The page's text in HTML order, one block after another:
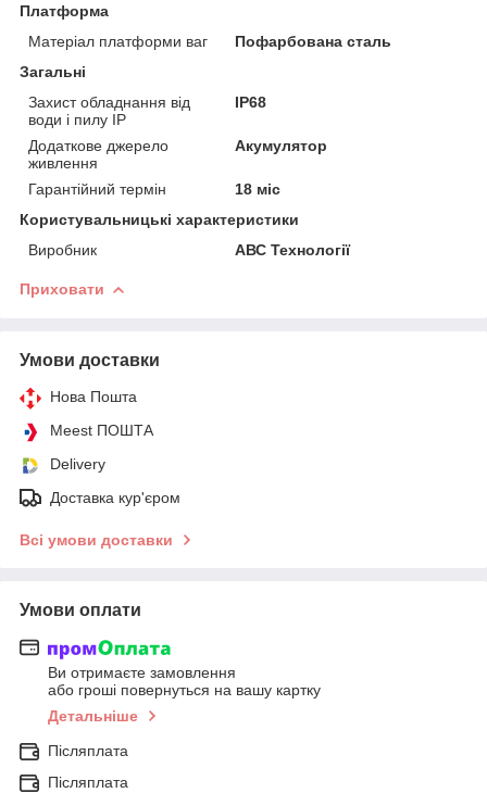
Платформа
Матеріал платформи ваг
Пофарбована сталь
Загальні
Захист обладнання від
води і пилу IP
IP68
Додаткове джерело
живлення
Акумулятор
Гарантійний термін
18 міс
Користувальницькі характеристики
Виробник
АВС Технології
Приховати
Умови доставки
Нова Пошта
Meest ПОШТА
Delivery
Доставка кур'єром
Всі умови доставки
Умови оплати
Ви отримаєте замовлення
або гроші повернуться на вашу картку
Детальніше
Післяплата
Післяплата